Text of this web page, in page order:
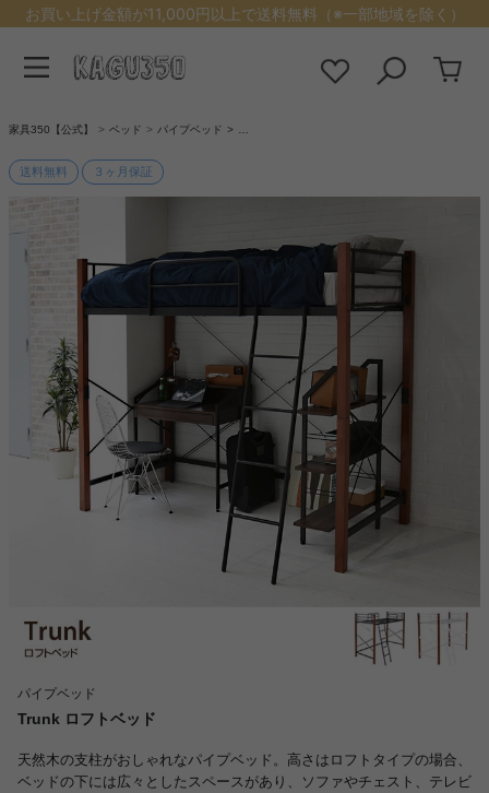
お買い上げ金額が11,000円以上で送料無料（※一部地域を除く）
家具350【公式】 ベッド パイプベッド
送料無料 ３ヶ月保証
パイプベッド
Trunk ロフトベッド
天然木の支柱がおしゃれなパイプベッド。高さはロフトタイプの場合、
ベッドの下には広々としたスペースがあり、ソファやチェスト、テレビ